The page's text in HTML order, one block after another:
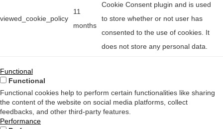
viewed_cookie_policy
11
months
Cookie Consent plugin and is used
to store whether or not user has
consented to the use of cookies. It
does not store any personal data.
Functional
Functional
Functional cookies help to perform certain functionalities like sharing
the content of the website on social media platforms, collect
feedbacks, and other third-party features.
Performance